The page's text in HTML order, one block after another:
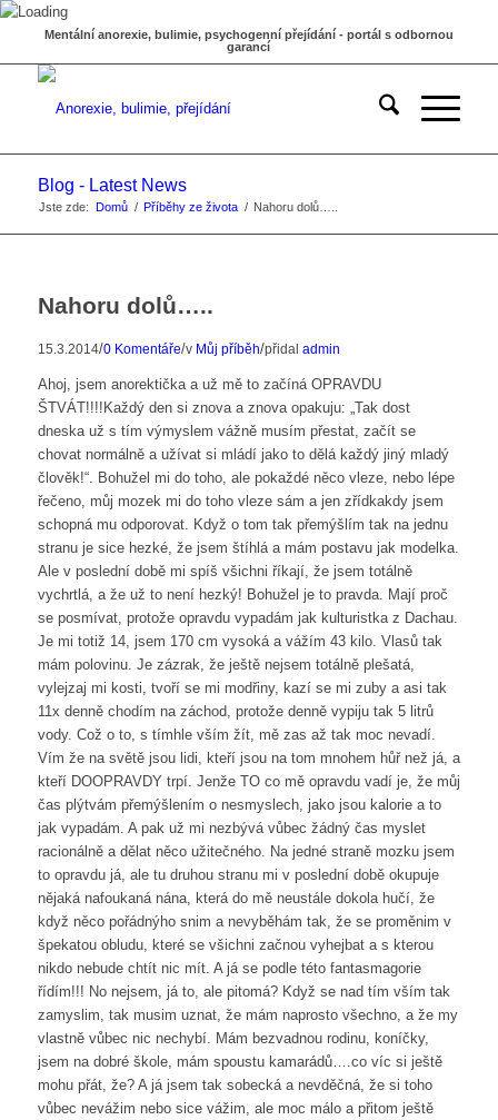
Mentální anorexie, bulimie, psychogenní přejídání - portál s odbornou
garancí
Blog - Latest News
Jste zde: Domů / Příběhy ze života / Nahoru dolů…..
Nahoru dolů…..
15.3.2014/0 Komentáře/v Můj příběh/přidal admin
Ahoj, jsem anorektička a už mě to začíná OPRAVDU
ŠTVÁT!!!!Každý den si znova a znova opakuju: „Tak dost
dneska už s tím výmyslem vážně musím přestat, začít se
chovat normálně a užívat si mládí jako to dělá každý jiný mladý
člověk!“. Bohužel mi do toho, ale pokaždé něco vleze, nebo lépe
řečeno, můj mozek mi do toho vleze sám a jen zřídkakdy jsem
schopná mu odporovat. Když o tom tak přemýšlím tak na jednu
stranu je sice hezké, že jsem štíhlá a mám postavu jak modelka.
Ale v poslední době mi spíš všichni říkají, že jsem totálně
vychrtlá, a že už to není hezký! Bohužel je to pravda. Mají proč
se posmívat, protože opravdu vypadám jak kulturistka z Dachau.
Je mi totiž 14, jsem 170 cm vysoká a vážím 43 kilo. Vlasů tak
mám polovinu. Je zázrak, že ještě nejsem totálně plešatá,
vylejzaj mi kosti, tvoří se mi modřiny, kazí se mi zuby a asi tak
11x denně chodím na záchod, protože denně vypiju tak 5 litrů
vody. Což o to, s tímhle vším žít, mě zas až tak moc nevadí.
Vím že na světě jsou lidi, kteří jsou na tom mnohem hůř než já, a
kteří DOOPRAVDY trpí. Jenže TO co mě opravdu vadí je, že můj
čas plýtvám přemýšlením o nesmyslech, jako jsou kalorie a to
jak vypadám. A pak už mi nezbývá vůbec žádný čas myslet
racionálně a dělat něco užitečného. Na jedné straně mozku jsem
to opravdu já, ale tu druhou stranu mi v poslední době okupuje
nějaká nafoukaná nána, která do mě neustále dokola hučí, že
když něco pořádnýho snim a nevyběhám tak, že se proměnim v
špekatou obludu, které se všichni začnou vyhejbat a s kterou
nikdo nebude chtít nic mít. A já se podle této fantasmagorie
řídím!!! No nejsem, já to, ale pitomá? Když se nad tím vším tak
zamyslim, tak musim uznat, že mám naprosto všechno, a že my
vlastně vůbec nic nechybí. Mám bezvadnou rodinu, koníčky,
jsem na dobré škole, mám spoustu kamarádů….co víc si ještě
mohu přát, že? A já jsem tak sobecká a nevděčná, že si toho
vůbec nevážim nebo sice vážim, ale moc málo a přitom ještě